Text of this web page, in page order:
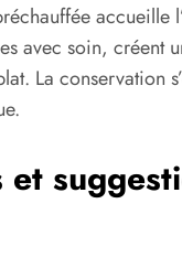
accueille
avec soin, créent
La conservation
et